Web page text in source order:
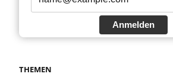
Anmelden
THEMEN